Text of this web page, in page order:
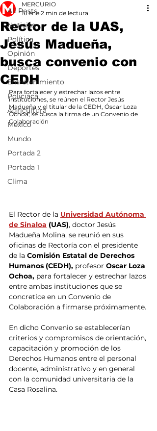
All Posts
Noticias
Política
Opinión
Deportes
Entretenimiento
Policiaca
Agricultura
México
Mundo
Portada 2
Portada 1
Clima
Rector de la UAS,
Jesús Madueña,
busca convenio con
CEDH
MERCURIO
16 ene 2 min de lectura
Para fortalecer y estrechar lazos entre
instituciones, se reúnen el Rector Jesús
Madueña y el titular de la CEDH, Óscar Loza
Ochoa; se busca la firma de un Convenio de
Colaboración
El Rector de la Universidad Autónoma
de Sinaloa (UAS), doctor Jesús
Madueña Molina, se reunió en sus
oficinas de Rectoría con el presidente
de la Comisión Estatal de Derechos
Humanos (CEDH), profesor Oscar Loza
Ochoa, para fortalecer y estrechar lazos
entre ambas instituciones que se
concretice en un Convenio de
Colaboración a firmarse próximamente.
En dicho Convenio se establecerían
criterios y compromisos de orientación,
capacitación y promoción de los
Derechos Humanos entre el personal
docente, administrativo y en general
con la comunidad universitaria de la
Casa Rosalina.